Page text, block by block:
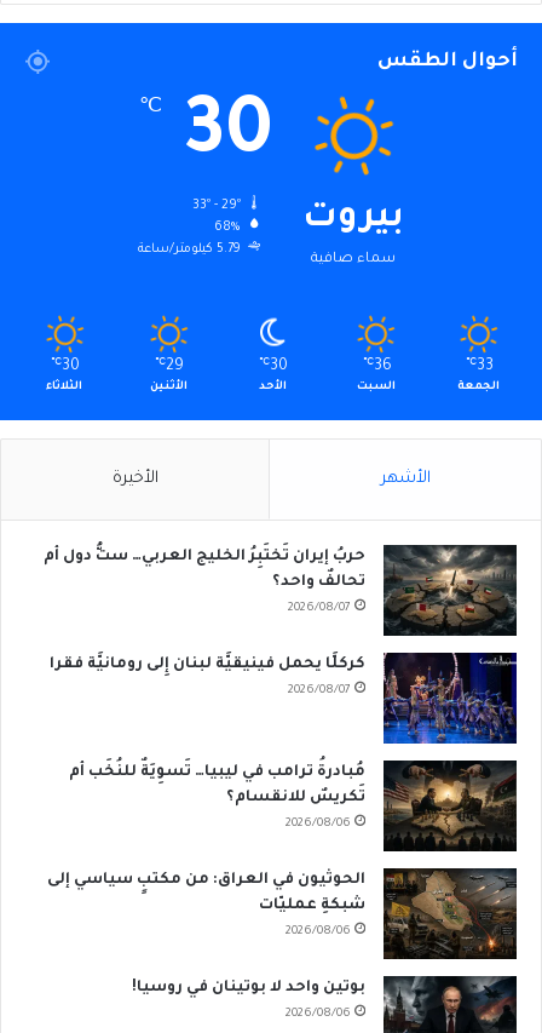
أحوال الطقس
بيروت
سماء صافية
30
℃
68%
5.79 كيلومتر/ساعة
33
℃
الجمعة
36
℃
السبت
30
℃
الأحد
29
℃
الأثنين
30
℃
الثلاثاء
الأشهر الأخيرة
حربُ إيران تَختَبِرُ الخليج العربي… ستُّ دول أم
تحالفٌ واحد؟
2026/08/07
كركلَّا يحمل فينيقيَّة لبنان إِلى رومانيَّة فقرا
2026/08/07
مُبادرةُ ترامب في ليبيا… تَسوِيَةٌ للنُخَب أم
تَكريسٌ للانقسام؟
2026/08/06
الحوثيون في العراق: من مكتبٍ سياسي إلى
شبكةِ عمليّات
2026/08/06
بوتين واحد لا بوتينان في روسيا!
2026/08/06